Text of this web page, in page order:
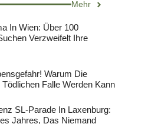
Mehr
In Wien: Über 100
Verzweifelt Ihre
Warum Die
Falle Werden Kann
SL-Parade In Laxenburg:
Jahres, Das Niemand